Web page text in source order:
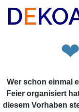
DE
❤
Wer schon einmal
Feier organisiert
diesem Vorhaben